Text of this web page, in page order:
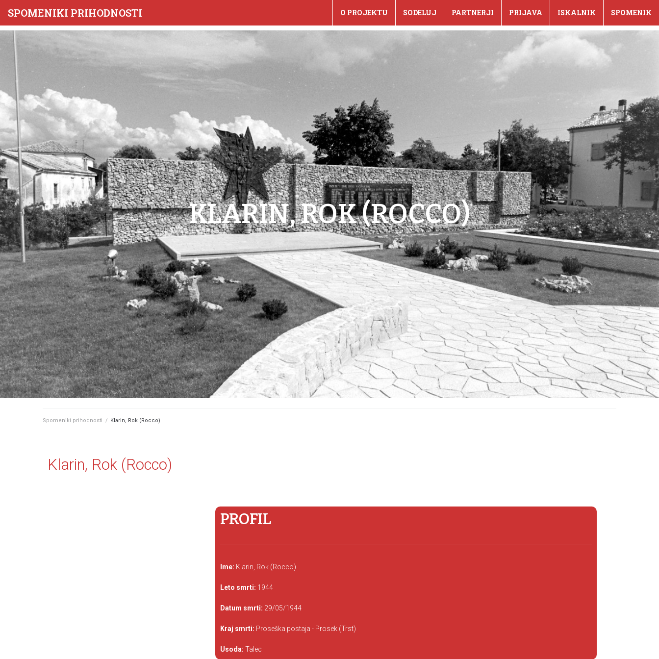
SPOMENIKI PRIHODNOSTI O PROJEKTU SODELUJ PARTNERJI PRIJAVA ISKALNIK SPOMENIK
KLARIN, ROK (ROCCO)
Spomeniki prihodnosti / Klarin, Rok (Rocco)
Klarin, Rok (Rocco)
PROFIL
Ime: Klarin, Rok (Rocco)
Leto smrti: 1944
Datum smrti: 29/05/1944
Kraj smrti: Proseška postaja - Prosek (Trst)
Usoda: Talec